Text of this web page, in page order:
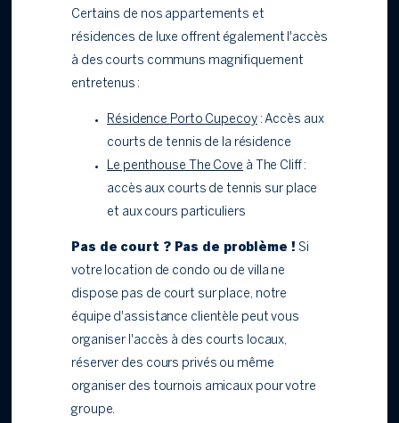
Certains de nos appartements et
résidences de luxe offrent également l'accès
à des courts communs magnifiquement
entretenus :
Résidence Porto Cupecoy: Accès aux
courts de tennis de la résidence
Le penthouse The Cove à The Cliff :
accès aux courts de tennis sur place
et aux cours particuliers
Pas de court ? Pas de problème ! Si
votre location de condo ou de villa ne
dispose pas de court sur place, notre
équipe d'assistance clientèle peut vous
organiser l'accès à des courts locaux,
réserver des cours privés ou même
organiser des tournois amicaux pour votre
groupe.